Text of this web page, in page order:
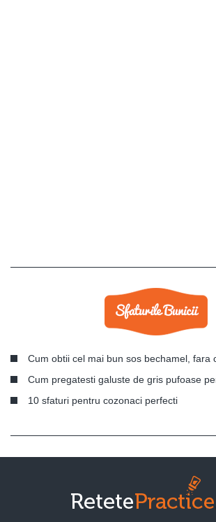
Cum obtii cel mai bun sos bechamel, fara
Cum pregatesti galuste de gris pufoase
10 sfaturi pentru cozonaci perfecti